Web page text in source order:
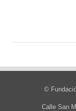
©
Calle San